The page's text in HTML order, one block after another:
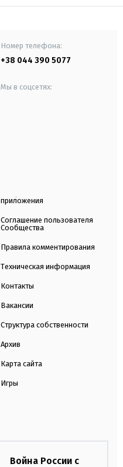
Номер телефона:
+38 044 390 5077
Мы в соцсетях:
приложения
Соглашение пользователя
Сообщества
Правила комментирования
Техническая информация
Контакты
Вакансии
Структура собственности
Архив
Карта сайта
Игры
Война России с